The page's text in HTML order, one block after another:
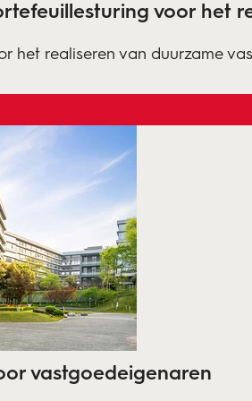
voor het
het realiseren van duurzame
vastgoedeigenaren